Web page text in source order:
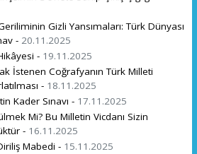
Gizli Yansımaları: Türk Dünyası
- 20.11.2025
- 19.11.2025
İstenen Coğrafyanın Türk Milleti
- 18.11.2025
Kader Sınavı - 17.11.2025
Mi? Bu Milletin Vicdanı Sizin
- 16.11.2025
Mabedi - 15.11.2025